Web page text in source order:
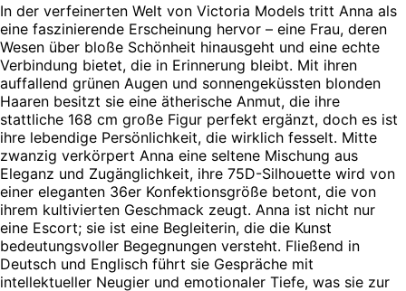
In der verfeinerten Welt von Victoria Models tritt Anna als
eine faszinierende Erscheinung hervor – eine Frau, deren
Wesen über bloße Schönheit hinausgeht und eine echte
Verbindung bietet, die in Erinnerung bleibt. Mit ihren
auffallend grünen Augen und sonnengeküssten blonden
Haaren besitzt sie eine ätherische Anmut, die ihre
stattliche 168 cm große Figur perfekt ergänzt, doch es ist
ihre lebendige Persönlichkeit, die wirklich fesselt. Mitte
zwanzig verkörpert Anna eine seltene Mischung aus
Eleganz und Zugänglichkeit, ihre 75D-Silhouette wird von
einer eleganten 36er Konfektionsgröße betont, die von
ihrem kultivierten Geschmack zeugt. Anna ist nicht nur
eine Escort; sie ist eine Begleiterin, die die Kunst
bedeutungsvoller Begegnungen versteht. Fließend in
Deutsch und Englisch führt sie Gespräche mit
intellektueller Neugier und emotionaler Tiefe, was sie zur